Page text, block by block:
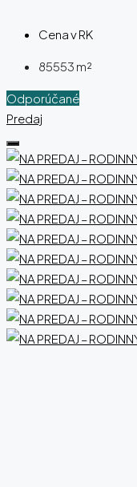
Cena v RK
85553 m²
Odporúčané
Predaj